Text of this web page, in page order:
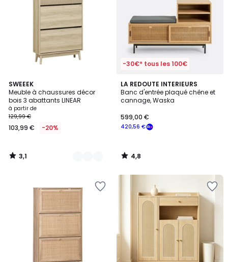
SWEEEK
Meuble à chaussures décor
bois 3 abattants LINEAR
à partir de
129,99 €
103,99 € -20%
3,1
/
5
2
Couleurs
3,1
/
-30€* tous les 100€
LA REDOUTE INTERIEURS
Banc d'entrée plaqué chêne et
cannage, Waska
420,56 €
599,00 €
4,8
/ 5
4,8
/